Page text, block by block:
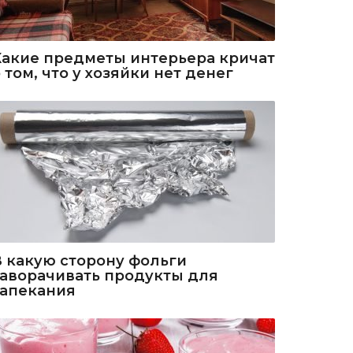
предметы интерьера кричат
том, что у хозяйки нет денег
какую сторону фольги
продукты для